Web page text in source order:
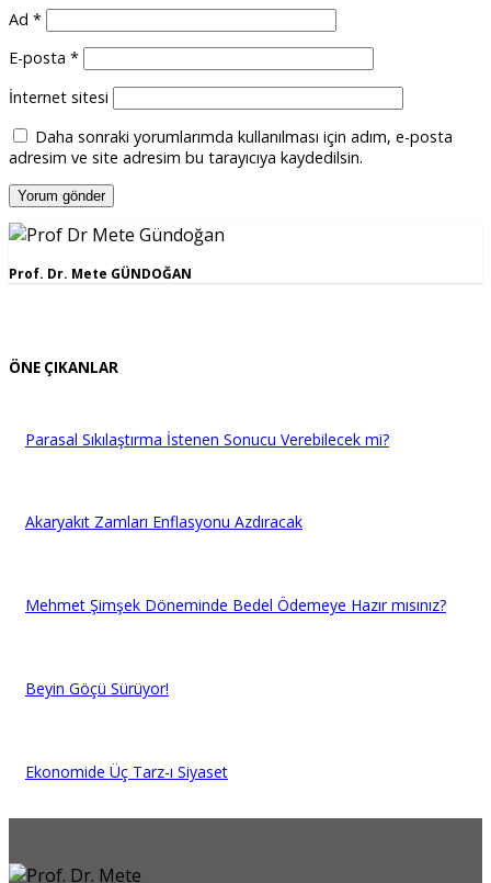
Ad *
E-posta *
İnternet sitesi
Daha sonraki yorumlarımda kullanılması için adım, e-posta
adresim ve site adresim bu tarayıcıya kaydedilsin.
Prof. Dr. Mete GÜNDOĞAN
ÖNE ÇIKANLAR
Parasal Sıkılaştırma İstenen Sonucu Verebilecek mi?
Akaryakıt Zamları Enflasyonu Azdıracak
Mehmet Şimşek Döneminde Bedel Ödemeye Hazır mısınız?
Beyin Göçü Sürüyor!
Ekonomide Üç Tarz-ı Siyaset